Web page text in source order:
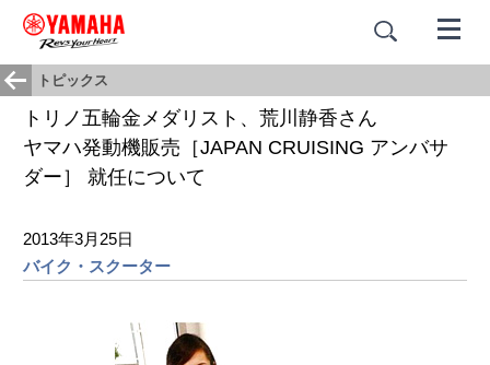
トピックス
トリノ五輪金メダリスト、荒川静香さん
ヤマハ発動機販売［JAPAN CRUISING アンバサ
ダー］ 就任について
2013年3月25日
バイク・スクーター